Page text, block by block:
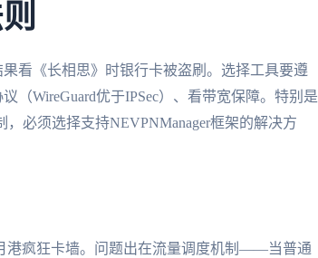
看《长相思》时银行卡被盗刷。选择工具要遵
（WireGuard优于IPSec）、看带宽保障。特别是
必须选择支持NEVPNManager框架的解决方
港疯狂卡墙。问题出在流量调度机制——当普通